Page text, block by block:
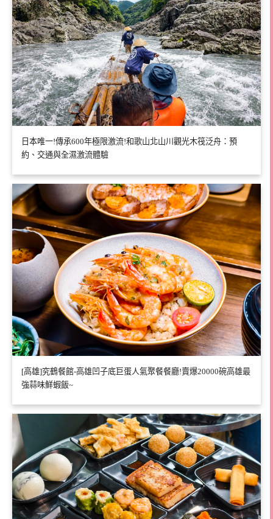
日本唯一!傳承600年極限激流!和歌山北山川觀光木筏泛舟：預
約、交通與全濕激流體驗
[高雄]究鶴餐館-高雄凹子底巨蛋人氣聚餐餐廳!賣爆20000碗高雄最
強蒜味鮮蝦飯~